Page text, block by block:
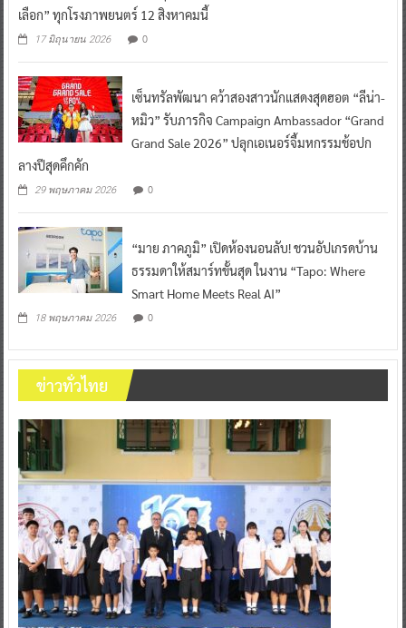
เลือก” ทุกโรงภาพยนตร์ 12 สิงหาคมนี้
17 มิถุนายน 2026 0
เซ็นทรัลพัฒนา คว้าสองสาวนักแสดงสุดฮอต “ลีน่า-
หมิว” รับภารกิจ Campaign Ambassador “Grand
Grand Sale 2026” ปลุกเอเนอร์จี้มหกรรมช้อปก
ลางปีสุดคึกคัก
29 พฤษภาคม 2026 0
“มาย ภาคภูมิ” เปิดห้องนอนลับ! ชวนอัปเกรดบ้าน
ธรรมดาให้สมาร์ทขั้นสุด ในงาน “Tapo: Where
Smart Home Meets Real AI”
18 พฤษภาคม 2026 0
ข่าวทั่วไทย